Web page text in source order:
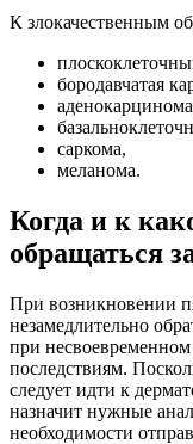
К злокачественным
бородавчатая
саркома,
меланома.
Когда и к
обращаться
При возникновении
незамедлительно
при
последствиям.
следует идти к
назначит нужные
необходимости